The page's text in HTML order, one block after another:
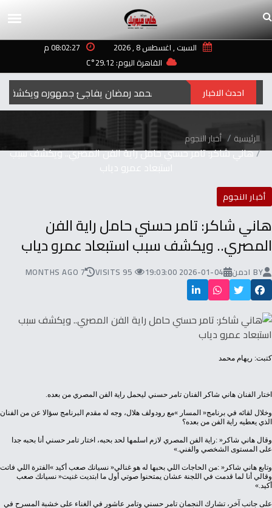
السبت , اغسطس 8 , 2026
08:02:27 م
القاهرة اليوم: 29.12°C
رمضان‭ ‬..2027محمد‭ ‬رمضان‭ ‬يفاجئ‭ ‬جمهوره‭ ‬ويكشف‭ ‬عن‭ ‬اسم‭ ‬ومهنة‭ ‬شخصيته‭ ‬الجديدة احدث الاخبار
الرئيسية أخبار النجوم
هاني‭ ‬شاكر: ‬تامر‭ ‬حسني‭ ‬حامل‭ ‬راية‭ ‬الفن‭ ‬المصري.. ويكشف‭ ‬سبب‭
‬استبعاد‭ ‬عمرو‭ ‬دياب
أخبار النجوم
‬المصري.. ويكشف‭ ‬سبب‭ ‬استبعاد‭ ‬عمرو‭ ‬دياب
BY ادمن 2026-01-04 19:03:00
95 VISITS
7 MONTHS AGO
كتبت: ريهام محمد
اختار‭ ‬الفنان‭ ‬هاني‭ ‬شاكر‭ ‬الفنان‭ ‬تامر‭ ‬حسني‭ ‬ليحمل‭ ‬راية‭ ‬الفن‭ ‬المصري‭ ‬من‭ ‬بعده‭.‬
‬الذي‭ ‬يعطيه‭ ‬راية‭ ‬الفن‭ ‬من‭ ‬بعده؟
‬على‭ ‬المستوى‭ ‬الشخصي‭ ‬والفني‮»‬‭.‬
‬أكيد‮»‬‭.‬